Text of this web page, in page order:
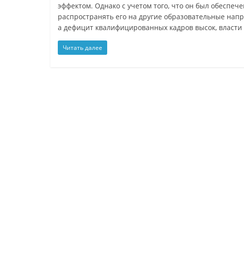
эффектом. Однако с учетом того, что он был
распространять его на другие образовательные
а дефицит квалифицированных кадров высок,
Читать далее